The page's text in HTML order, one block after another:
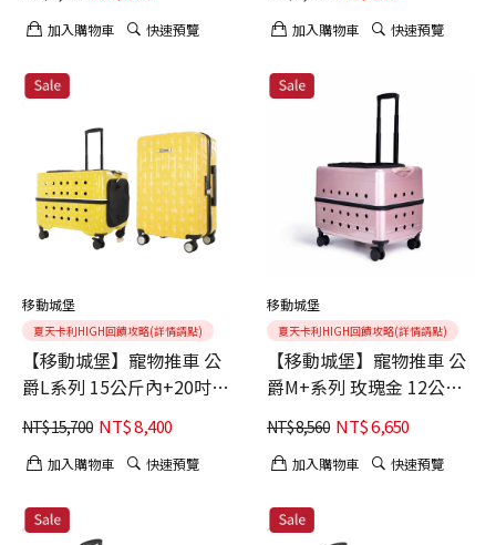
擇/犬貓適用
加入購物車 快速預覽
擇/犬貓適用
加入購物車 快速預覽
移動城堡
夏天卡利HIGH回饋攻略(詳情請點)
【移動城堡】寵物推車 公
爵L系列 15公斤內+20吋百
夫長登機箱聯名款【哥本
哈根小屋黃】(寵物外出 質
感美型 省力好推 交通運輸
NT$15,700 NT$8,400
加入購物車 快速預覽
移動城堡
夏天卡利HIGH回饋攻略(詳情請點)
【移動城堡】寵物推車 公
爵M+系列 玫瑰金 12公斤
力好推 交通運輸ok)
NT$8,560 NT$6,650
加入購物車 快速預覽